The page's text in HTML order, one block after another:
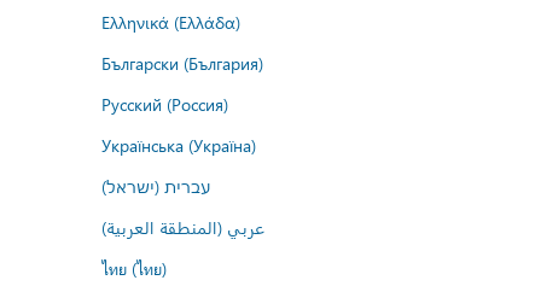
Ελληνικά (Ελλάδα)
Български (България)
Русский (Россия)
Українська (Україна)
עברית (ישראל)
عربي (المنطقة العربية)
ไทย (ไทย)